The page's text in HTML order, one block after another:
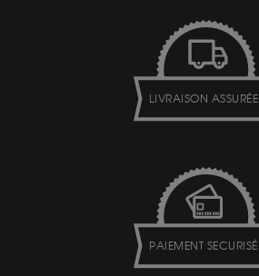
LIVRAISON ASSURÉE
PAIEMENT SECURISÉ